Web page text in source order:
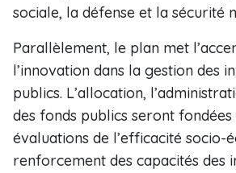
sociale, la défense et la sécurité
Parallèlement, le plan met
l’innovation dans la gestion des
publics. L’allocation,
des fonds publics seront fondées
évaluations de l’efficacité socio-
renforcement des capacités des